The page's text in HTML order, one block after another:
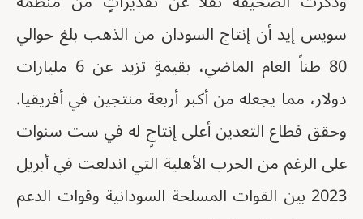
سويس إيد أن إنتاج السودان من الذهب بلغ حوالي
80 طناً العام الماضي، بقيمةٍ تزيد عن 6 مليارات
دولار، مما يجعله من أكبر أربعة منتجين في أفريقيا.
وحقق قطاع التعدين أعلى إنتاجٍ له في ست سنوات
على الرغم من الحرب الأهلية التي اندلعت في أبريل
2023 بين القوات المسلحة السودانية وقوات الدعم